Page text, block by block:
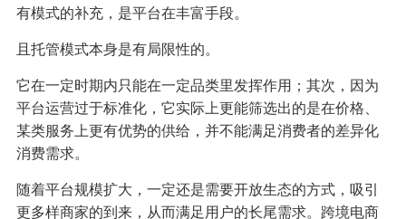
有模式的补充，是平台在丰富手段。
且托管模式本身是有局限性的。
它在一定时期内只能在一定品类里发挥作用；其次，因为
平台运营过于标准化，它实际上更能筛选出的是在价格、
某类服务上更有优势的供给，并不能满足消费者的差异化
消费需求。
随着平台规模扩大，一定还是需要开放生态的方式，吸引
更多样商家的到来，从而满足用户的长尾需求。跨境电商